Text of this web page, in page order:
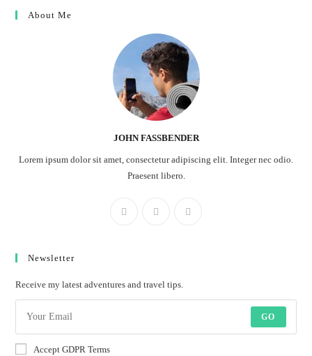
About Me
JOHN FASSBENDER
Lorem ipsum dolor sit amet, consectetur adipiscing elit. Integer nec odio.
Praesent libero.
Newsletter
Receive my latest adventures and travel tips.
GO
Accept GDPR Terms